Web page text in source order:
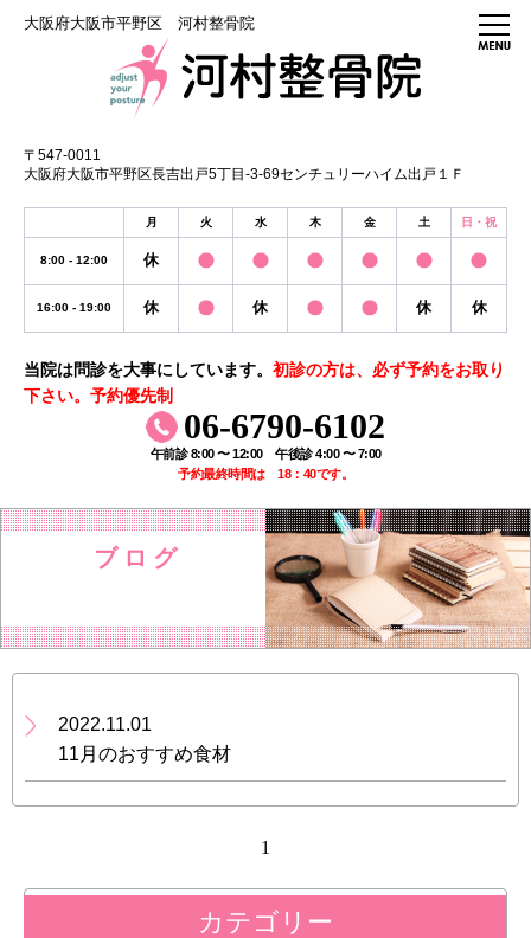
大阪府大阪市平野区 河村整骨院
〒547-0011
大阪府大阪市平野区長吉出戸5丁目-3-69センチュリーハイム出戸１Ｆ
月 火 水 木 金 土 日・祝
8:00 - 12:00 休
16:00 - 19:00 休 休 休 休
当院は問診を大事にしています。 初診の方は、必ず予約をお取り
下さい。予約優先制
06-6790-6102
午前診 8:00 〜 12:00 午後診 4:00 〜 7:00
予約最終時間は 18：40です。
ブ ロ グ
2022.11.01
11月のおすすめ食材
1
カテゴリー